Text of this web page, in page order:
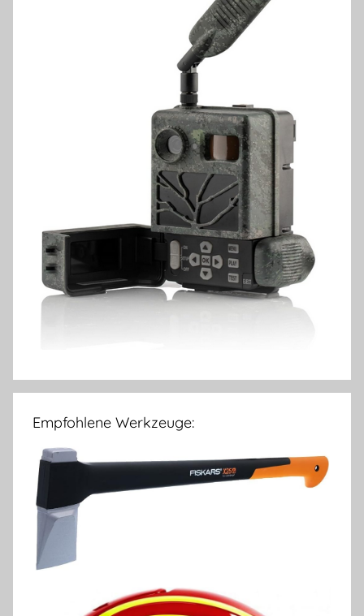
Empfohlene Werkzeuge: